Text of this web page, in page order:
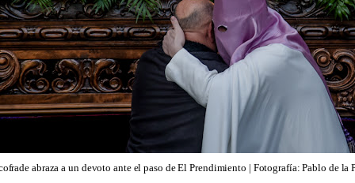
abraza a un devoto ante el paso de El Prendimiento | Fotografía: Pablo de la